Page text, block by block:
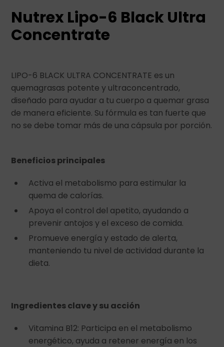
Nutrex Lipo-6 Black Ultra
Concentrate
LIPO-6 BLACK ULTRA CONCENTRATE es un
quemagrasas potente y ultraconcentrado,
diseñado para ayudar a tu cuerpo a quemar grasa
de manera eficiente. Su fórmula es tan fuerte que
no se debe tomar más de una cápsula por porción.
Beneficios principales
Activa el metabolismo para estimular la
quema de calorías.
Apoya el control del apetito, ayudando a
prevenir antojos y el exceso de comida.
Promueve energía y estado de alerta,
manteniendo tu nivel de actividad durante la
dieta.
Ingredientes clave y su acción
Vitamina B12: Participa en el metabolismo
energético, ayuda a retener energía en los